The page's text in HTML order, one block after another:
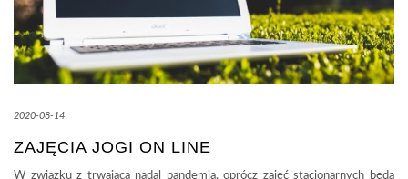
2020-08-14
ZAJĘCIA JOGI ON LINE
W związku z trwającą nadal pandemią, oprócz zajęć stacjonarnych będą